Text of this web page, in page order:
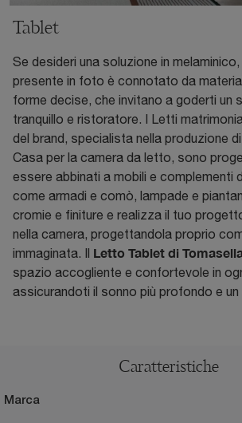
Tablet
Se desideri una soluzione in
presente in foto è connotato da
forme decise, che invitano a goderti un
tranquillo e ristoratore. I Letti
del brand, specialista nella produzione
Casa per la camera da letto, sono
essere abbinati a mobili e complementi
come armadi e comò, lampade e
cromie e finiture e realizza il tuo
nella camera, progettandola proprio
immaginata. Il Letto Tablet di
spazio accogliente e confortevole in
assicurandoti il sonno più profondo e un
Caratteristiche
Marca